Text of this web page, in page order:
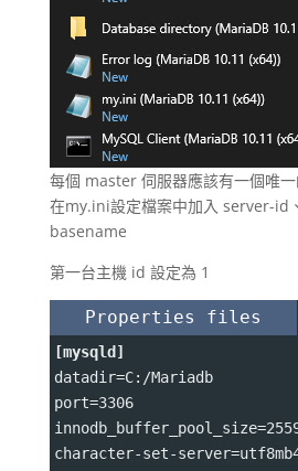
每個 master 伺服器應該有一個唯
在my.ini設定檔案中加入 server-id
basename
第一台主機 id 設定為 1
Properties files
[mysqld]
datadir=C: /Mariadb
port=3306
innodb_buffer_pool_size=
character-set-server=